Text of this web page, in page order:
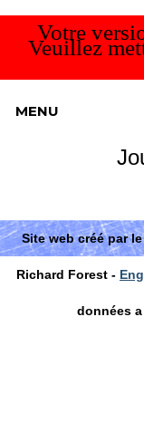
Votre
Veuillez
MENU
Site web créé par
Richard Forest -
données a